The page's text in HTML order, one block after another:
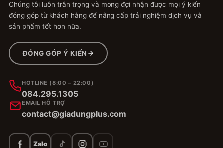
Chúng tôi luôn trân trọng và mong đợi nhận được mọi ý kiến
đóng góp từ khách hàng để nâng cấp trải nghiệm dịch vụ và
sản phẩm tốt hơn nữa.
ĐÓNG GÓP Ý KIẾN
HOTLINE (8:00 – 22:00)
084.295.1305
EMAIL HỖ TRỢ
contact@giadungplus.com
Zalo